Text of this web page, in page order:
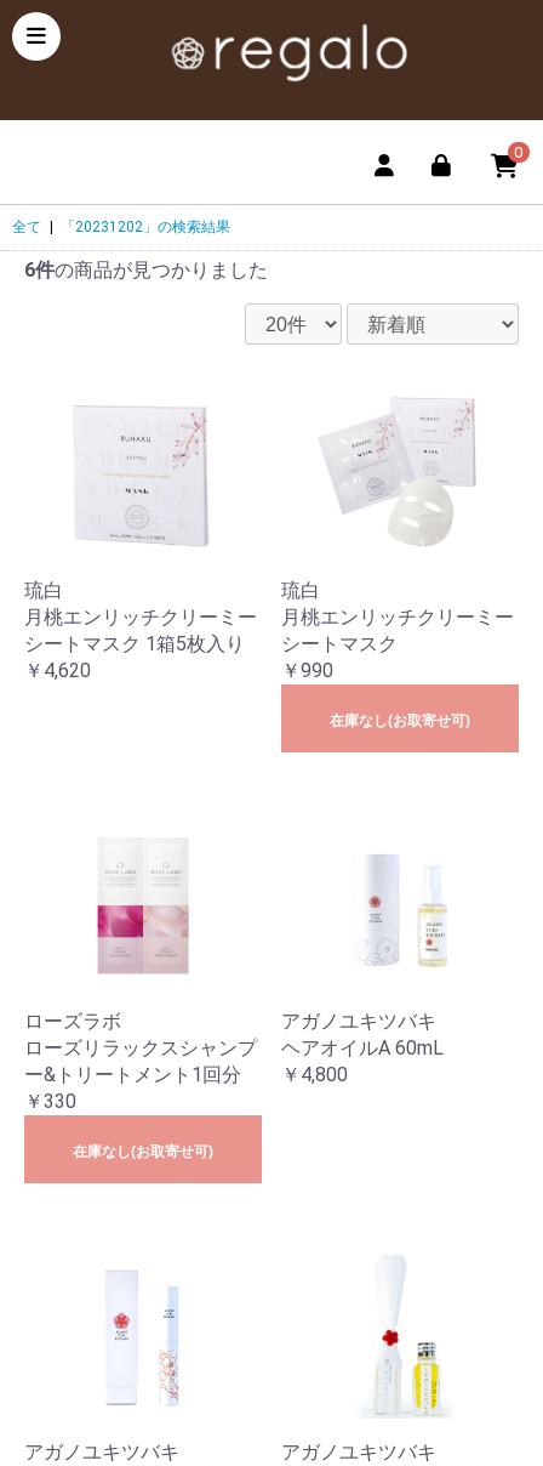
0
全て 「20231202」の検索結果
6件の商品が見つかりました
琉白
月桃エンリッチクリーミー
シートマスク 1箱5枚入り
￥4,620
琉白
月桃エンリッチクリーミー
シートマスク
￥990
在庫なし(お取寄せ可)
ローズラボ
ローズリラックスシャンプ
ー&トリートメント1回分
￥330
在庫なし(お取寄せ可)
アガノユキツバキ
ヘアオイルA 60mL
￥4,800
アガノユキツバキ
アガノユキツバキ